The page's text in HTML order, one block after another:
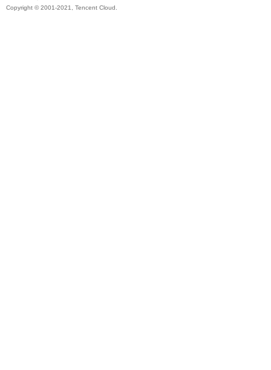
Copyright © 2001-2021, Tencent Cloud.